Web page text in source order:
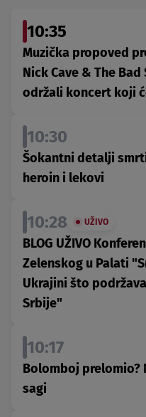
10:35
Muzička propoved
Nick Cave & The
održali koncert koji
10:30
Šokantni detalji
heroin i lekovi
10:28 UŽIVO
BLOG UŽIVO
Zelenskog u Palati
Ukrajini što
Srbije"
10:17
Bolomboj prelomio?
sagi